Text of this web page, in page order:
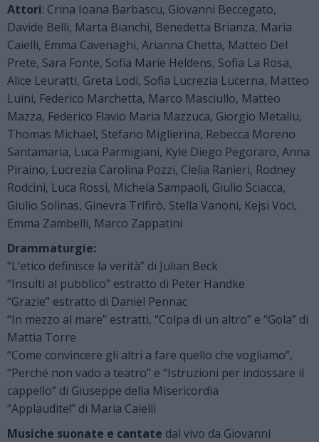
Attori: Crina Ioana Barbascu, Giovanni Beccegato,
Davide Belli, Marta Bianchi, Benedetta Brianza, Maria
Caielli, Emma Cavenaghi, Arianna Chetta, Matteo Del
Prete, Sara Fonte, Sofia Marie Heldens, Sofia La Rosa,
Alice Leuratti, Greta Lodi, Sofia Lucrezia Lucerna, Matteo
Luini, Federico Marchetta, Marco Masciullo, Matteo
Mazza, Federico Flavio Maria Mazzuca, Giorgio Metaliu,
Thomas Michael, Stefano Miglierina, Rebecca Moreno
Santamaria, Luca Parmigiani, Kyle Diego Pegoraro, Anna
Piraino, Lucrezia Carolina Pozzi, Clelia Ranieri, Rodney
Rodcini, Luca Rossi, Michela Sampaoli, Giulio Sciacca,
Giulio Solinas, Ginevra Trifirò, Stella Vanoni, Kejsi Voci,
Emma Zambelli, Marco Zappatini
Drammaturgie:
“L’etico definisce la verità” di Julian Beck
“Insulti al pubblico” estratto di Peter Handke
“Grazie” estratto di Daniel Pennac
“In mezzo al mare” estratti, “Colpa di un altro” e “Gola” di
Mattia Torre
“Come convincere gli altri a fare quello che vogliamo”,
“Perché non vado a teatro” e “Istruzioni per indossare il
cappello” di Giuseppe della Misericordia
“Applaudite!” di Maria Caielli
Musiche suonate e cantate dal vivo da Giovanni